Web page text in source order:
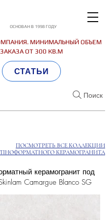
ОСНОВАН В 1998 ГОДУ
МИНИМАЛЬНЫЙ ОБЪЕМ
ЗАКАЗА ОТ 300 КВ.М
Поиск
СТАТЬИ
ПОСМОТРЕТЬ ВСЕ КОЛЛЕКЦИИ
КЕРАМОГРАНИТА
керамогранит под
Camargue Blanco SG